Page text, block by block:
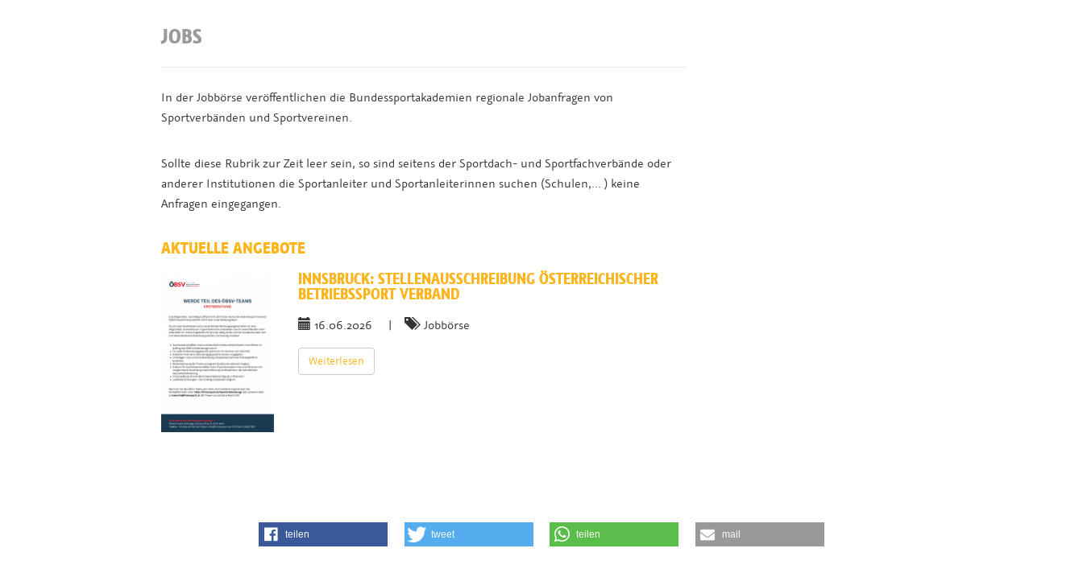
JOBS
In der Jobbörse veröffentlichen die Bundessportakademien regionale Jobanfragen von
Sportverbänden und Sportvereinen.
Sollte diese Rubrik zur Zeit leer sein, so sind seitens der Sportdach- und Sportfachverbände oder
anderer Institutionen die Sportanleiter und Sportanleiterinnen suchen (Schulen,... ) keine
Anfragen eingegangen.
AKTUELLE ANGEBOTE
INNSBRUCK:STELLENAUSSCHREIBUNG ÖSTERREICHISCHER
BETRIEBSSPORT VERBAND
16.06.2026 | Jobbörse
Weiterlesen
teilen tweet teilen mail